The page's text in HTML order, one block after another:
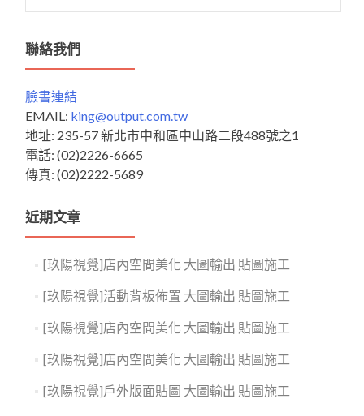
鍵
字:
聯絡我們
臉書連結
EMAIL: king@output.com.tw
地址: 235-57 新北市中和區中山路二段488號之1
電話: (02)2226-6665
傳真: (02)2222-5689
近期文章
[玖陽視覺]店內空間美化 大圖輸出 貼圖施工
[玖陽視覺]活動背板佈置 大圖輸出 貼圖施工
[玖陽視覺]店內空間美化 大圖輸出 貼圖施工
[玖陽視覺]店內空間美化 大圖輸出 貼圖施工
[玖陽視覺]戶外版面貼圖 大圖輸出 貼圖施工